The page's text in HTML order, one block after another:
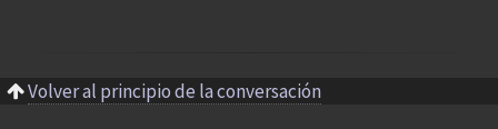
Volver al principio de la conversación